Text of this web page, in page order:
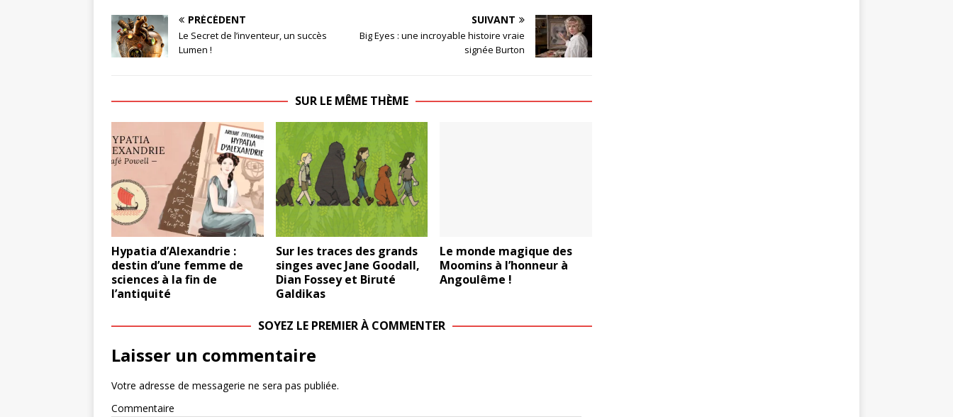
PRÉCÉDENT
Le Secret de l’inventeur, un succès
Lumen !
SUIVANT
Big Eyes : une incroyable histoire vraie
signée Burton
SUR LE MÊME THÈME
Hypatia d’Alexandrie :
destin d’une femme de
sciences à la fin de
l’antiquité
Sur les traces des grands
singes avec Jane Goodall,
Dian Fossey et Biruté
Galdikas
Le monde magique des
Moomins à l’honneur à
Angoulême !
SOYEZ LE PREMIER À COMMENTER
Laisser un commentaire
Votre adresse de messagerie ne sera pas publiée.
Commentaire